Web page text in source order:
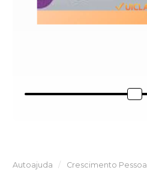
Autoajuda Crescimento Pessoal